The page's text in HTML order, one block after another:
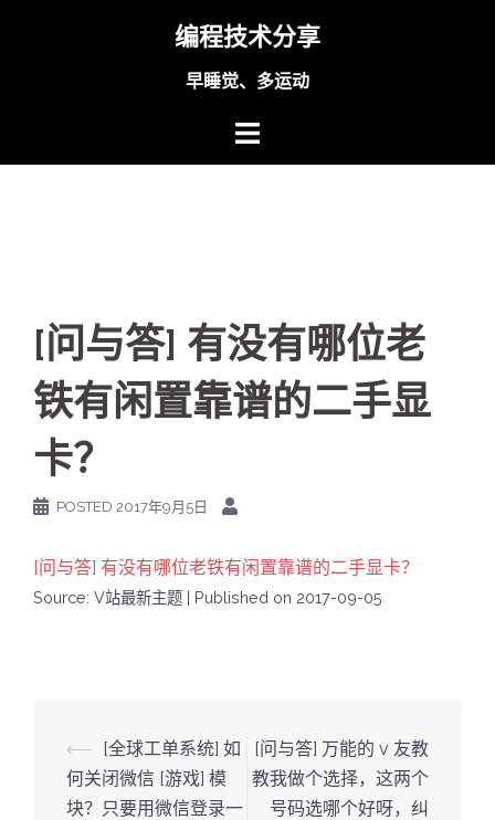
编程技术分享
早睡觉、多运动
[问与答] 有没有哪位老
铁有闲置靠谱的二手显
卡？
POSTED 2017年9月5日
[问与答] 有没有哪位老铁有闲置靠谱的二手显卡？
Source: V站最新主题 Published on 2017-09-05
Post
navigation
⟵
[全球工单系统] 如
何关闭微信 [游戏] 模
块？只要用微信登录一
[问与答] 万能的 v 友教
教我做个选择，这两个
号码选哪个好呀，纠